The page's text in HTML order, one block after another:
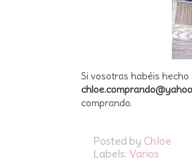
Si vosotras habéis
comprando.
Posted by Chloe
Labels: Varios